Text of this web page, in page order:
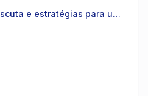
e estratégias para uma